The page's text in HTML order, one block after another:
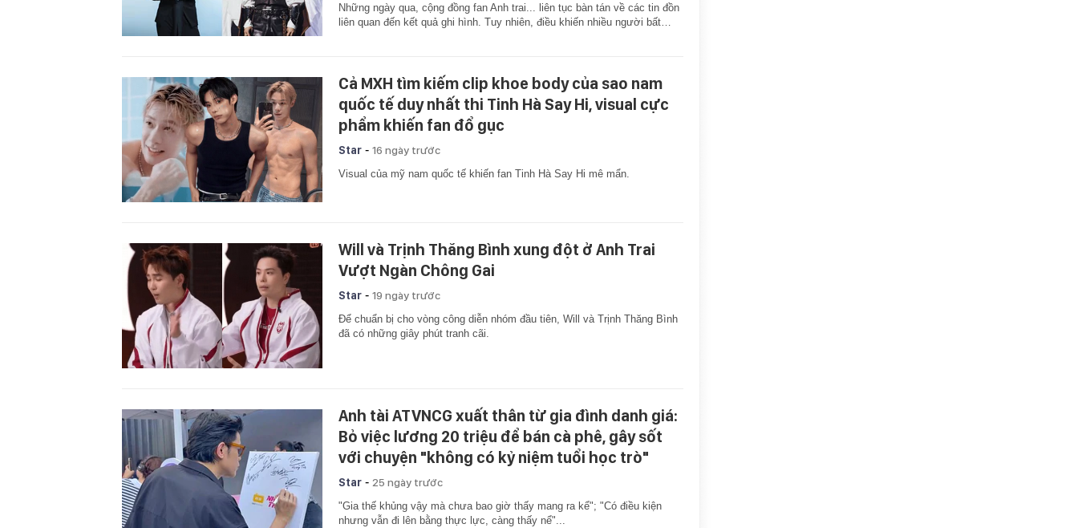
Những ngày qua, cộng đồng fan Anh trai... liên tục bàn tán về các tin đồn
liên quan đến kết quả ghi hình. Tuy nhiên, điều khiến nhiều người bất…
Cả MXH tìm kiếm clip khoe body của sao nam
quốc tế duy nhất thi Tinh Hà Say Hi, visual cực
phẩm khiến fan đổ gục
Star - 16 ngày trước
Visual của mỹ nam quốc tế khiến fan Tinh Hà Say Hi mê mẩn.
Will và Trịnh Thăng Bình xung đột ở Anh Trai
Vượt Ngàn Chông Gai
Star - 19 ngày trước
Để chuẩn bị cho vòng công diễn nhóm đầu tiên, Will và Trịnh Thăng Bình
đã có những giây phút tranh cãi.
Anh tài ATVNCG xuất thân từ gia đình danh giá:
Bỏ việc lương 20 triệu để bán cà phê, gây sốt
với chuyện "không có kỷ niệm tuổi học trò"
Star - 25 ngày trước
"Gia thế khủng vậy mà chưa bao giờ thấy mang ra kể"; "Có điều kiện
nhưng vẫn đi lên bằng thực lực, càng thấy nể"...